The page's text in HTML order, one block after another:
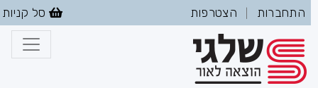
התחברות הצטרפות סל קניות